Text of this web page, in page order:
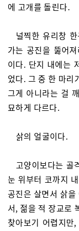
에 고개를 돌린다.
널찍한 유리창
가는 공진을 뚫어
이다. 단지 내에는
었다. 그 중 한 마리
그게 아니라는 걸
묘하게 다르다.
삵의 얼굴이다.
고양이보다는 골
눈 위부터 코까지
공진은 살면서 삵
서, 젊을 적 장교로
찾아보기 어렵지